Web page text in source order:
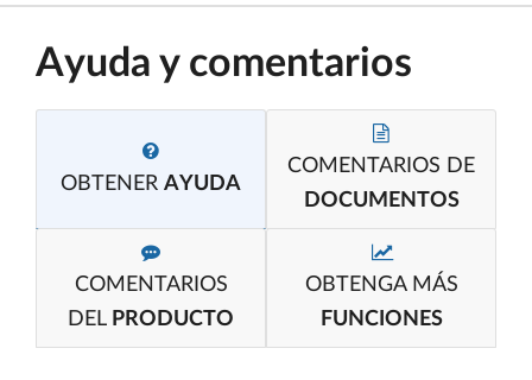
Ayuda y comentarios
OBTENER AYUDA
COMENTARIOS DE
DOCUMENTOS
COMENTARIOS
DEL PRODUCTO
OBTENGA MÁS
FUNCIONES